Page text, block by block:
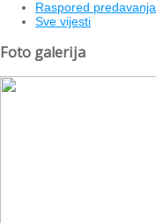
Raspored predavanja
Sve vijesti
Foto galerija